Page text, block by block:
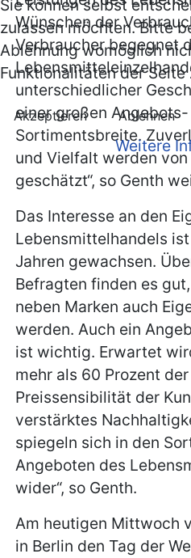
Wünschen der
Verbraucher begegnet
unterschiedlicher
einer großen
Sortimentsbreite.
und Vielfalt werden von
geschätzt“, so Genth
Das Interesse an den
Lebensmittelhandels
Jahren gewachsen.
Befragten finden es
neben Marken auch
werden. Auch ein
ist wichtig. Erwartet
mehr als 60 Prozent
Preissensibilität der
verstärktes
spiegeln sich in den
Angeboten des
wider“, so Genth.
Am heutigen Mittwoch
in Berlin den Tag der
Sie können selbst
zulassen möchten. Bitte
Ablehnung womöglich
Funktionalitäten der
Akzeptieren Ablehnen
Weitere